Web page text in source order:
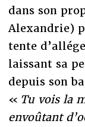
dans son
Alexandrie)
tente
laissant sa
depuis son
« Tu vois la
envoûtant